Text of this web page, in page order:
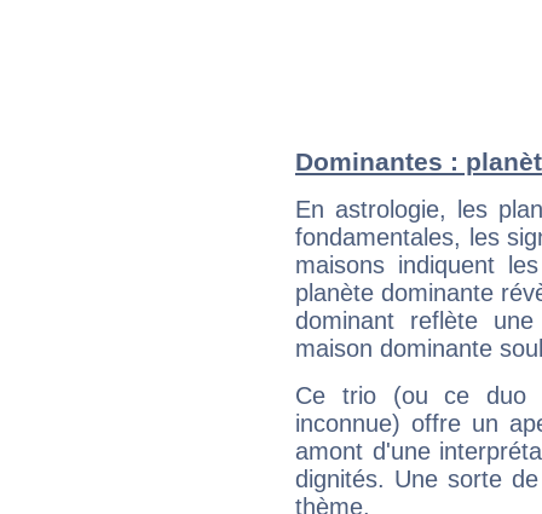
Dominantes :
En astrologie, les
fondamentales, les
maisons indiquent
planète dominante
dominant reflète
maison dominante
Ce trio (ou ce duo
inconnue) offre un
amont d'une
dignités. Une sorte
thème.